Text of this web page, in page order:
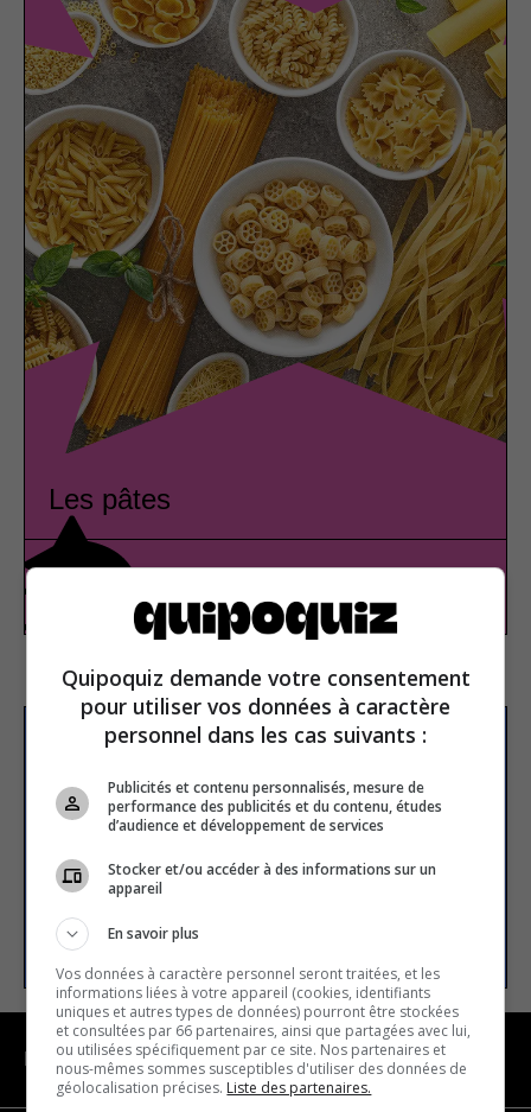
Les pâtes
S’inscrire à la newsletter
S’INSCRIRE
NAVIGATION
Quipoquiz demande votre consentement
pour utiliser vos données à caractère
personnel dans les cas suivants :
Publicités et contenu personnalisés, mesure de
performance des publicités et du contenu, études
d’audience et développement de services
Stocker et/ou accéder à des informations sur un
appareil
En savoir plus
Vos données à caractère personnel seront traitées, et les
informations liées à votre appareil (cookies, identifiants
uniques et autres types de données) pourront être stockées
et consultées par 66 partenaires, ainsi que partagées avec lui,
ou utilisées spécifiquement par ce site. Nos partenaires et
nous-mêmes sommes susceptibles d'utiliser des données de
géolocalisation précises. Liste des partenaires.